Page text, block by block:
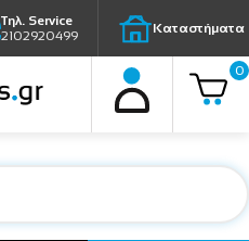
Τηλ. Service
2102920499
Καταστήματα
0